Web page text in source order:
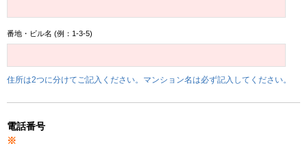
番地・ビル名 (例：1-3-5)
住所は2つに分けてご記入ください。マンション名は必ず記入してください。
電話番号
※